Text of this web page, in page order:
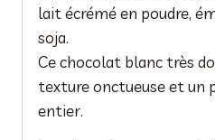
lait écrémé en poudre,
soja.
Ce chocolat blanc très
texture onctueuse et un
entier.